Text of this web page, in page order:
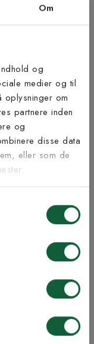
Om
og
medier og til
om
partnere inden
og
disse data
eller som de
vores tilbud,